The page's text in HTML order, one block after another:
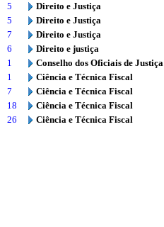
5
Direito e Justiça
5
Direito e Justiça
7
Direito e Justiça
6
Direito e justiça
1
Conselho dos Oficiais de Justiça
1
Ciência e Técnica Fiscal
7
Ciência e Técnica Fiscal
18
Ciência e Técnica Fiscal
26
Ciência e Técnica Fiscal